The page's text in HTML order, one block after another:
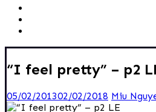
“I feel pretty” – p2
05/02/201302/02/2018 Miu